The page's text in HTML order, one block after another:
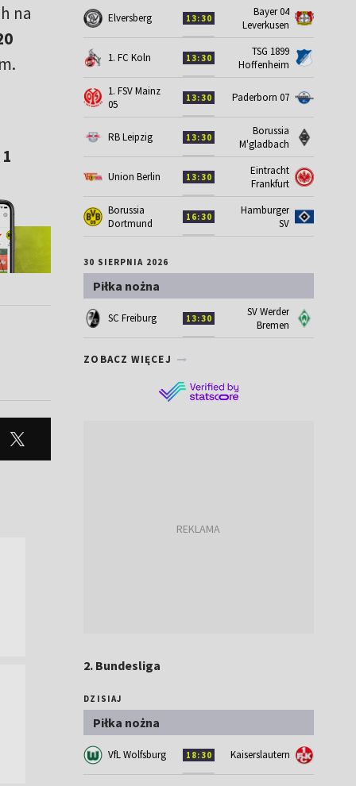
na
Elversberg 13:30
Bayer 04
Leverkusen
1. FC Koln 13:30
TSG 1899
Hoffenheim
1. FSV Mainz
05
13:30 Paderborn 07
RB Leipzig 13:30
Borussia
M'gladbach
Union Berlin 13:30
Eintracht
Frankfurt
Borussia
Dortmund
16:30
Hamburger
SV
30 SIERPNIA 2026
Piłka nożna
SC Freiburg 13:30
SV Werder
Bremen
ZOBACZ WIĘCEJ
2. Bundesliga
DZISIAJ
Piłka nożna
VfL Wolfsburg 18:30 Kaiserslautern